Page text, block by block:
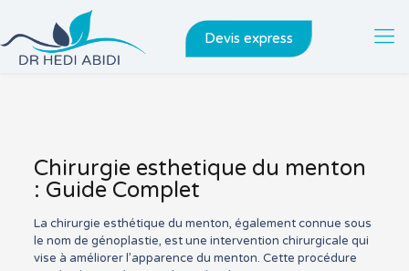
Devis express
Chirurgie esthetique du menton
: Guide Complet
La chirurgie esthétique du menton, également connue sous
le nom de génoplastie, est une intervention chirurgicale qui
vise à améliorer l’apparence du menton. Cette procédure